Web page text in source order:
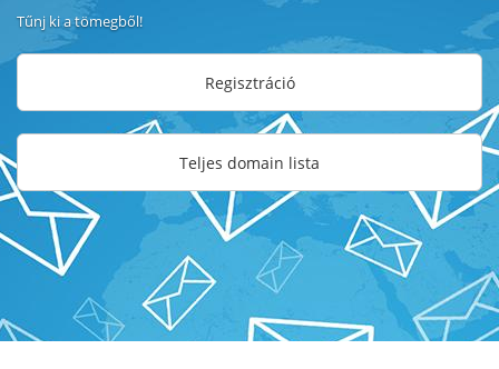
Tűnj ki a tömegből!
Regisztráció
Teljes domain lista